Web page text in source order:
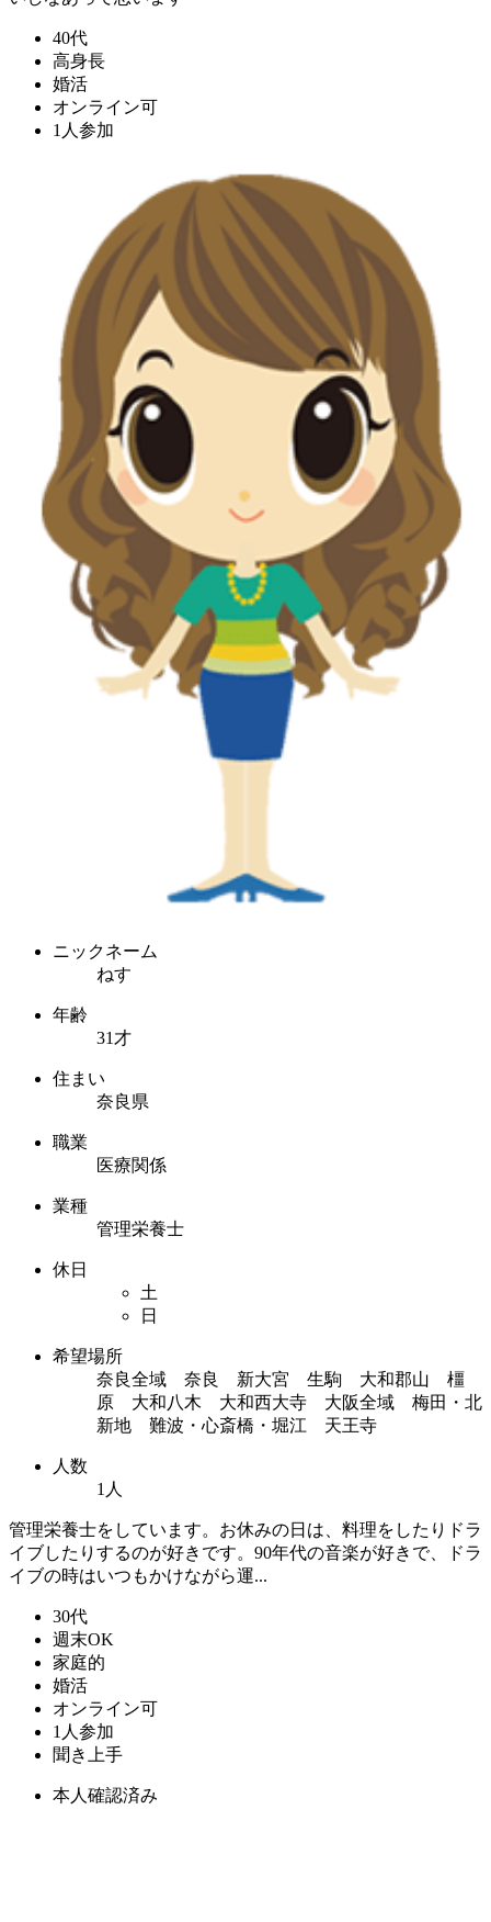
40代
高身長
婚活
オンライン可
1人参加
ニックネーム
ねす
年齢
31才
住まい
奈良県
職業
医療関係
業種
管理栄養士
休日
土
日
希望場所
奈良全域 奈良 新大宮 生駒 大和郡山 橿
原 大和八木 大和西大寺 大阪全域 梅田・北
新地 難波・心斎橋・堀江 天王寺
人数
1人
管理栄養士をしています。お休みの日は、料理をしたりドラ
イブしたりするのが好きです。90年代の音楽が好きで、ドラ
イブの時はいつもかけながら運...
30代
週末OK
家庭的
婚活
オンライン可
1人参加
聞き上手
本人確認済み